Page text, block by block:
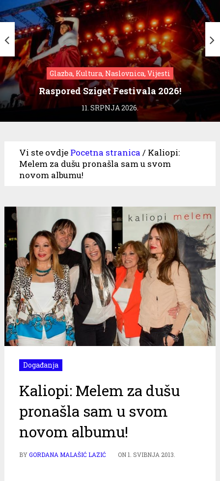
Glazba, Kultura, Naslovnica, Vijesti
Raspored Sziget Festivala 2026!
11. SRPNJA 2026.
Vi ste ovdje Pocetna stranica / Kaliopi:
Melem za dušu pronašla sam u svom
novom albumu!
Događanja
Kaliopi: Melem za dušu
pronašla sam u svom
novom albumu!
BYGORDANA MALAŠIĆ LAZIĆ ON1. SVIBNJA 2013.